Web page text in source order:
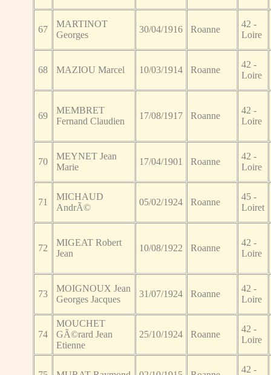
67
MARTINOT
Georges
30/04/1916 Roanne
42 -
Loire
68 MAZIOU Marcel 10/03/1914 Roanne
42 -
Loire
69
MEMBRET
Fernand Claudien
17/08/1917 Roanne
42 -
Loire
70
MEYNET Jean
Marie
17/04/1901 Roanne
42 -
Loire
71
MICHAUD
AndrÃ©
05/02/1924 Roanne
45 -
Loiret
72
MIGEAT Robert
Jean
10/08/1922 Roanne
42 -
Loire
73
MOIGNOUX Jean
Georges Jacques
31/07/1924 Roanne
42 -
Loire
74
MOUCHET
GÃ©rard Jean
Etienne
25/10/1924 Roanne
42 -
Loire
42 -